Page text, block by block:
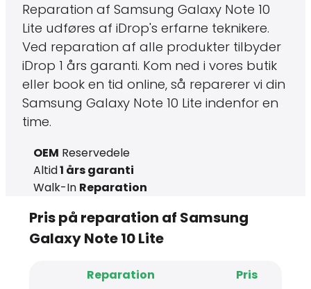
Reparation af Samsung Galaxy Note 10
Lite udføres af iDrop's erfarne teknikere.
Ved reparation af alle produkter tilbyder
iDrop 1 års garanti. Kom ned i vores butik
eller book en tid online, så reparerer vi din
Samsung Galaxy Note 10 Lite indenfor en
time.
OEM Reservedele
Altid1 års garanti
Walk-In Reparation
Pris på reparation af Samsung
Galaxy Note 10 Lite
Reparation
Pris